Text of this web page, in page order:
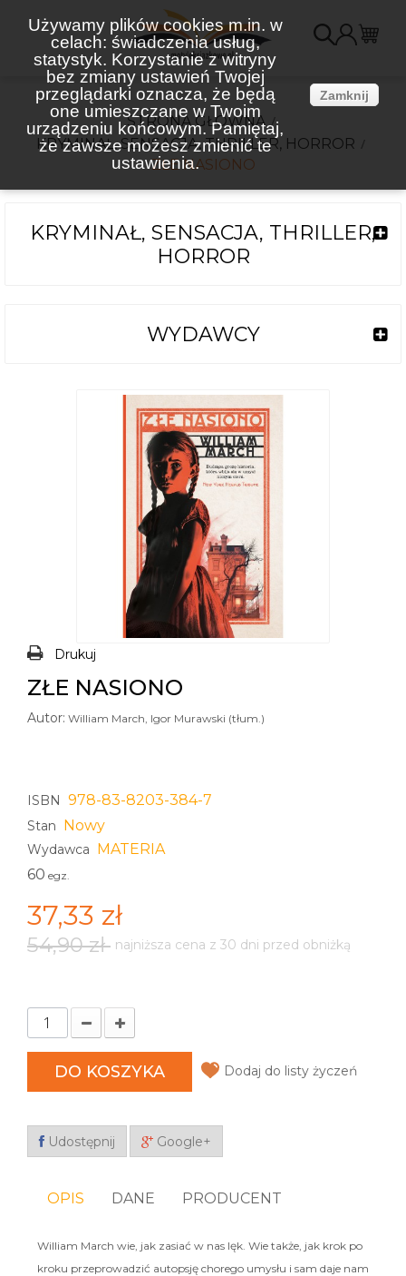
Używamy plików cookies m.in. w
celach: świadczenia usług,
statystyk. Korzystanie z witryny
bez zmiany ustawień Twojej
przeglądarki oznacza, że będą
one umieszczane w Twoim
urządzeniu końcowym. Pamiętaj,
że zawsze możesz zmienić te
ustawienia.
Zamknij
STRONA GŁÓWNA
KRYMINAŁ, SENSACJA, THRILLER, HORROR
ZŁE NASIONO
KRYMINAŁ, SENSACJA, THRILLER,
HORROR
WYDAWCY
Drukuj
ZŁE NASIONO
Autor: William March, Igor Murawski (tłum.)
ISBN 978-83-8203-384-7
Stan Nowy
Wydawca MATERIA
60 egz.
37,33 zł
54,90 zł najniższa cena z 30 dni przed obniżką
DO KOSZYKA Dodaj do listy życzeń
Udostępnij Google+
OPIS DANE PRODUCENT
William March wie, jak zasiać w nas lęk. Wie także, jak krok po
kroku przeprowadzić autopsję chorego umysłu i sam daje nam